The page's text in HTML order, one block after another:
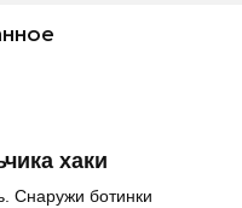
хаки
Снаружи ботинки